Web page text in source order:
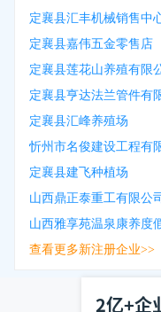
定襄县汇丰机械销售中
定襄县嘉伟五金零售店
定襄县莲花山养殖有限
定襄县亨达法兰管件有
定襄县汇峰养殖场
忻州市名俊建设工程有
定襄县建飞种植场
山西鼎正泰重工有限公司
山西雅享苑温泉康养度
查看更多新注册企业>>
2亿+企